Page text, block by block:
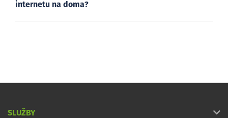
internetu na doma?
SLUŽBY